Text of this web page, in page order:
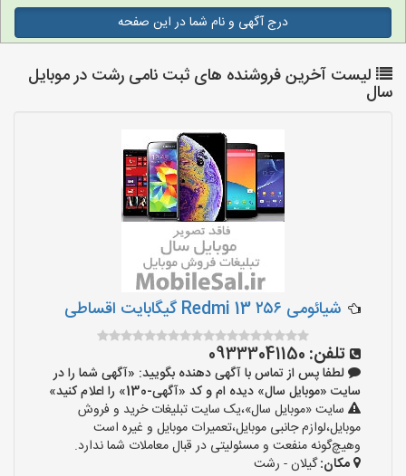
درج آگهی و نام شما در این صفحه
لیست آخرین فروشنده های ثبت نامی رشت در موبایل
سال
شیائومی Redmi 13 ۲۵۶ گیگابایت اقساطی
تلفن: 09333041150
لطفا پس از تماس با آگهی دهنده بگویید: «آگهی شما را در
سایت «موبایل سال» دیده ام و کد «آگهی-130» را اعلام کنید»
سایت «موبایل سال»،یک سایت تبلیغات خرید و فروش
موبایل،لوازم جانبی موبایل،تعمیرات موبایل و غیره است
وهیچ‌گونه منفعت و مسئولیتی در قبال معاملات شما ندارد.
مکان:گیلان - رشت